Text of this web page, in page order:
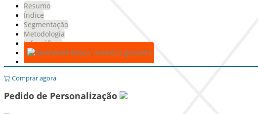
Resumo
Índice
Segmentação
Metodologia
Infográficos
Baixar amostra gratuita
Comprar agora
Pedido de Personalização